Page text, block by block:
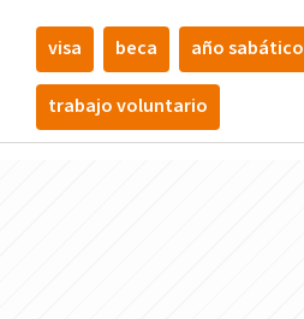
visa beca año sabático
trabajo voluntario